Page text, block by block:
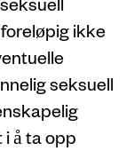
ikke
seksuell
å ta opp